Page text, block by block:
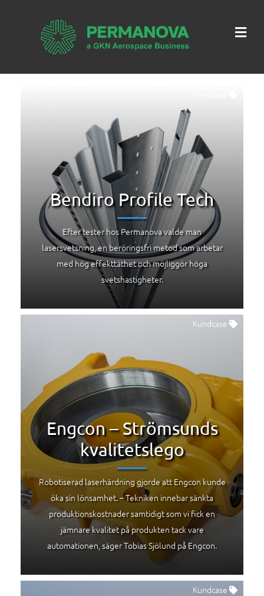
Bendiro Profile Tech
Efter tester hos Permanova valde man
lasersvetsning, en beröringsfri metod som arbetar
med hög effekttäthet och möjliggör höga
svetshastigheter.
Kundcase
Engcon – Strömsunds
kvalitetslego
Robotiserad laserhärdning gjorde att Engcon kunde
öka sin lönsamhet. – Tekniken innebar sänkta
produktionskostnader samtidigt som vi fick en
jämnare kvalitet på produkten tack vare
automationen, säger Tobias Sjölund på Engcon.
Kundcase